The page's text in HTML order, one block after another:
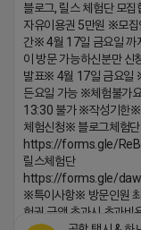
블로그, 릴스 체험단 모
자유이용권 5만원 ※모
간※ 4월 17일 금요일
이 방문 가능하신분만 신
발표※ 4월 17일 금요일
든요일 가능 ※체험불가
13:30 불가 ※작성기한※
체험신청※ 블로그체험단
https://forms.gle/
릴스체험단
https://forms.gle/
※특이사항※ 방문인원
험권 금액 초과시 초과비